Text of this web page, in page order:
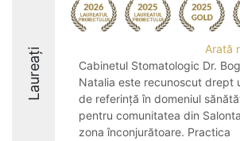
Laureați
Arată
Cabinetul Stomatologic Dr.
Natalia este recunoscut drept
de referință în domeniul
pentru comunitatea din
zona înconjurătoare. Practica